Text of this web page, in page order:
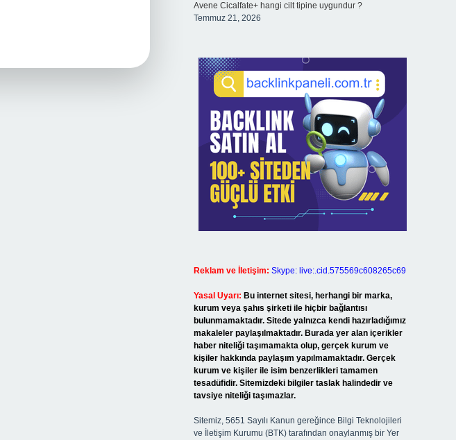
Avene Cicalfate+ hangi cilt tipine uygundur ?
Temmuz 21, 2026
Reklam ve İletişim: Skype: live:.cid.575569c608265c69
Yasal Uyarı: Bu internet sitesi, herhangi bir marka,
kurum veya şahıs şirketi ile hiçbir bağlantısı
bulunmamaktadır. Sitede yalnızca kendi hazırladığımız
makaleler paylaşılmaktadır. Burada yer alan içerikler
haber niteliği taşımamakta olup, gerçek kurum ve
kişiler hakkında paylaşım yapılmamaktadır. Gerçek
kurum ve kişiler ile isim benzerlikleri tamamen
tesadüfidir. Sitemizdeki bilgiler taslak halindedir ve
tavsiye niteliği taşımazlar.
Sitemiz, 5651 Sayılı Kanun gereğince Bilgi Teknolojileri
ve İletişim Kurumu (BTK) tarafından onaylanmış bir Yer